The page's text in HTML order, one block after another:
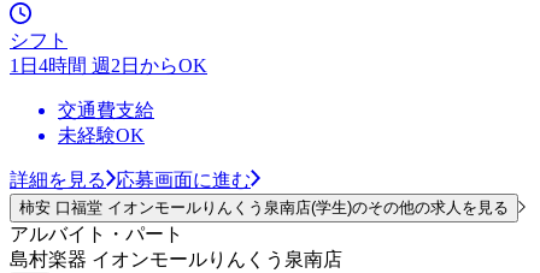
シフト
1日4時間 週2日からOK
交通費支給
未経験OK
詳細を見る 応募画面に進む
柿安 口福堂 イオンモールりんくう泉南店(学生)のその他の求人を見る
アルバイト・パート
島村楽器 イオンモールりんくう泉南店